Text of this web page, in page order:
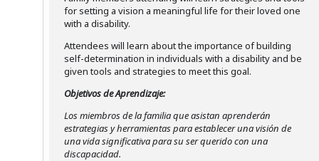
for setting a vision a meaningful life for their loved one
with a disability.
Attendees will learn about the importance of building
self-determination in individuals with a disability and be
given tools and strategies to meet this goal.
Objetivos de Aprendizaje:
Los miembros de la familia que asistan aprenderán
estrategias y herramientas para establecer una visión de
una vida significativa para su ser querido con una
discapacidad.